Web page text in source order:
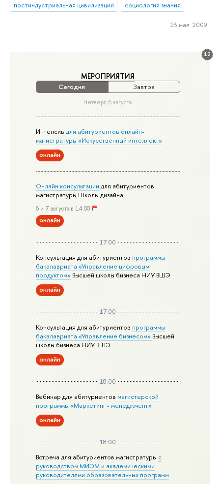
12
МЕРОПРИЯТИЯ
Сегодня Завтра
Четверг, 6 августа
Интенсивдля абитуриентов онлайн-
магистратуры «Искусственный интеллект»
онлайн
Онлайн консультации для абитуриентов
магистратуры Школы дизайна
6 и 7 августа в 14:00
онлайн
17:00
Консультация для абитуриентов программы
бакалавриата «Управление цифровым
продуктом» Высшей школы бизнеса НИУ ВШЭ
онлайн
17:00
Консультация для абитуриентов программы
бакалавриата «Управление бизнесом» Высшей
школы бизнеса НИУ ВШЭ
онлайн
18:00
Вебинар для абитуриентовмагистерской
программы «Маркетинг - менеджмент»
онлайн
18:00
Встреча для абитуриентов магистратуры с
руководством МИЭМ и академическими
руководителями образовательных программ
постиндустриальная цивилизация
социология знания
23 мая 2009